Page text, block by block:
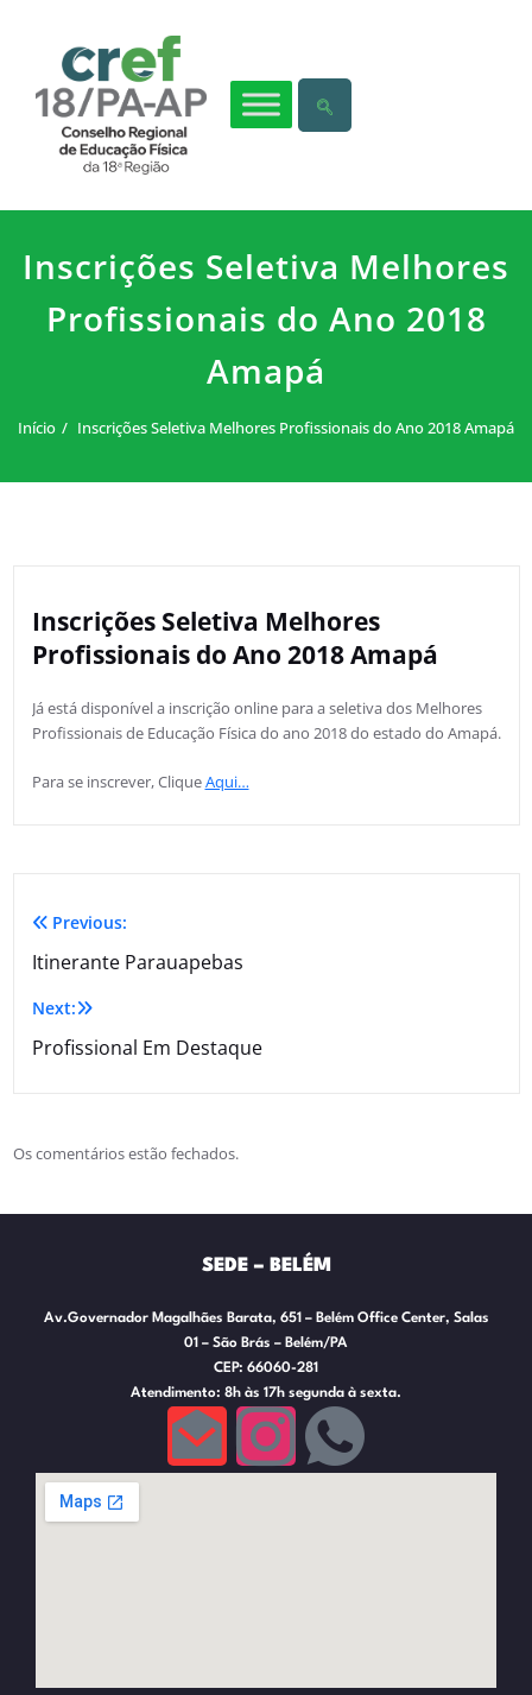
Inscrições Seletiva Melhores
Profissionais do Ano 2018
Amapá
Início Inscrições Seletiva Melhores Profissionais do Ano 2018 Amapá
Inscrições Seletiva Melhores
Profissionais do Ano 2018 Amapá
Já está disponível a inscrição online para a seletiva dos Melhores
Profissionais de Educação Física do ano 2018 do estado do Amapá.
Para se inscrever, CliqueAqui…
Previous:
Itinerante Parauapebas
Next:
Profissional Em Destaque
Os comentários estão fechados.
SEDE – BELÉM
Av.Governador Magalhães Barata, 651 – Belém Office Center, Salas
01 – São Brás – Belém/PA
CEP: 66060-281
Atendimento: 8h às 17h segunda à sexta.